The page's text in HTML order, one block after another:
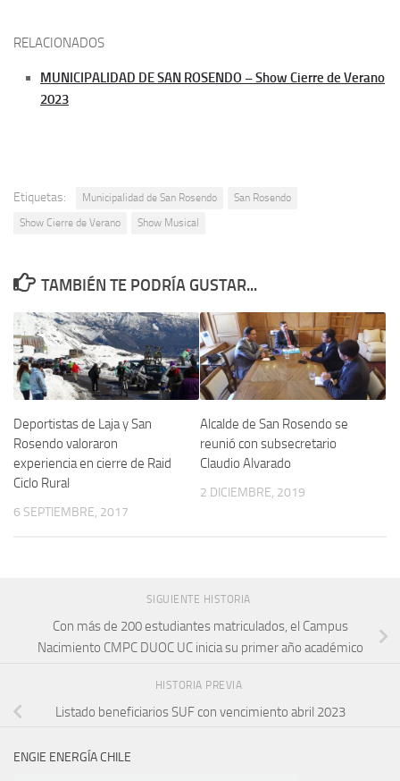
RELACIONADOS
MUNICIPALIDAD DE SAN ROSENDO – Show Cierre de Verano
2023
Etiquetas: Municipalidad de San Rosendo
San Rosendo
Show Cierre de Verano
Show Musical
TAMBIÉN TE PODRÍA GUSTAR...
Deportistas de Laja y San
Rosendo valoraron
experiencia en cierre de Raid
Ciclo Rural
6 SEPTIEMBRE, 2017
Alcalde de San Rosendo se
reunió con subsecretario
Claudio Alvarado
2 DICIEMBRE, 2019
SIGUIENTE HISTORIA
Con más de 200 estudiantes matriculados, el Campus
Nacimiento CMPC DUOC UC inicia su primer año académico
HISTORIA PREVIA
Listado beneficiarios SUF con vencimiento abril 2023
ENGIE ENERGÍA CHILE